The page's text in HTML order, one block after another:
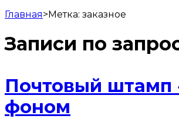
Главная>Метка: заказное
Записи по
Почтовый штамп
фоном